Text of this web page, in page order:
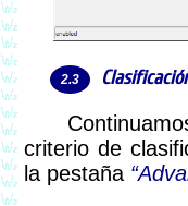
Continuamos con la aplicación del
criterio de
la pestaña